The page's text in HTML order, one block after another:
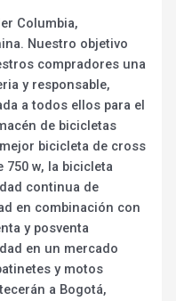
Columbia,
Nuestro objetivo
compradores una
y responsable,
a todos ellos para el
de bicicletas
bicicleta de cross
750 w, la bicicleta
continua de
en combinación con
y posventa
en un mercado
y motos
a Bogotá,